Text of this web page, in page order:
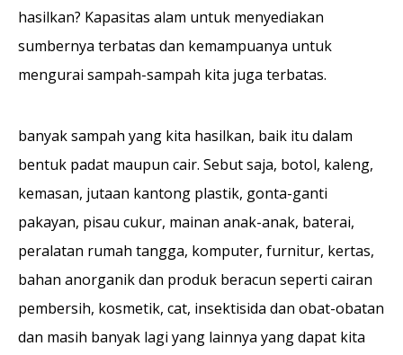
hasilkan? Kapasitas alam untuk menyediakan
sumbernya terbatas dan kemampuanya untuk
mengurai sampah-sampah kita juga terbatas.
banyak sampah yang kita hasilkan, baik itu dalam
bentuk padat maupun cair. Sebut saja, botol, kaleng,
kemasan, jutaan kantong plastik, gonta-ganti
pakayan, pisau cukur, mainan anak-anak, baterai,
peralatan rumah tangga, komputer, furnitur, kertas,
bahan anorganik dan produk beracun seperti cairan
pembersih, kosmetik, cat, insektisida dan obat-obatan
dan masih banyak lagi yang lainnya yang dapat kita